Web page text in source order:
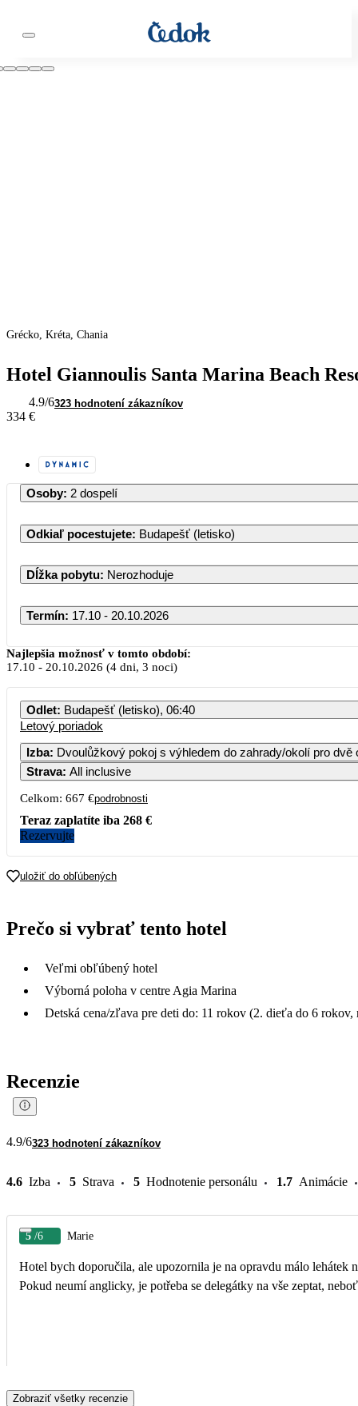
Grécko, Kréta, Chania
Hotel Giannoulis Santa Marina Beach
4.9/6323 hodnotení zákazníkov
334 €
Osoby: 2 dospelí
Odkiaľ pocestujete: Budapešť (letisko)
Dĺžka pobytu: Nerozhoduje
Termín: 17.10 - 20.10.2026
Najlepšia možnosť v tomto období:
17.10 - 20.10.2026 (4 dni, 3 noci)
Odlet: Budapešť (letisko), 06:40
Letový poriadok
Izba: Dvoulůžkový pokoj s výhledem do zahrady/okolí pro dvě
Strava: All inclusive
Celkom: 667 €podrobnosti
Teraz zaplatíte iba 268 €
Rezervujte
uložiť do obľúbených
Prečo si vybrať tento hotel
Veľmi obľúbený hotel
Výborná poloha v centre Agia Marina
Detská cena/zľava pre deti do: 11 rokov (2. dieťa do 6 rokov,
Recenzie
4.9/6323 hodnotení zákazníkov
4.6 Izba 5 Strava 5 Hodnotenie personálu 1.7 Animácie
5 /6 Marie
Hotel bych doporučila, ale upozornila je na opravdu málo
Pokud neumí anglicky, je potřeba se delegátky na vše zeptat,
Zobraziť všetky recenzie